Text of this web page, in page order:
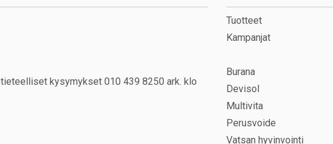
kysymykset 010 439 8250 ark. klo
Tuotteet
Kampanjat
Burana
Devisol
Multivita
Perusvoide
Vatsan hyvinvointi